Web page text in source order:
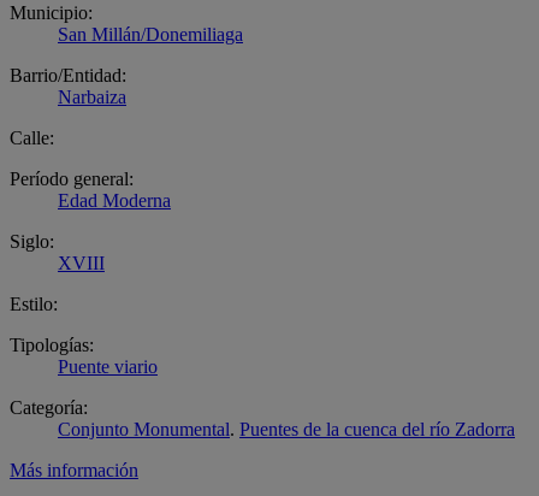
Municipio:
San Millán/Donemiliaga
Barrio/Entidad:
Narbaiza
Calle:
Período general:
Edad Moderna
Siglo:
XVIII
Estilo:
Tipologías:
Puente viario
Categoría:
Conjunto Monumental. Puentes de la cuenca del río Zadorra
Más información